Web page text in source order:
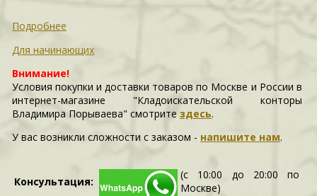
Подробнее
Для начинающих
Внимание!
Условия покупки и доставки товаров по Москве и России в
интернет-магазине "Кладоискательской конторы
Владимира Порываева" смотритездесь.
У вас возникли сложности c заказом - напишите нам.
Консультация:
(с 10:00 до 20:00 по
Москве)